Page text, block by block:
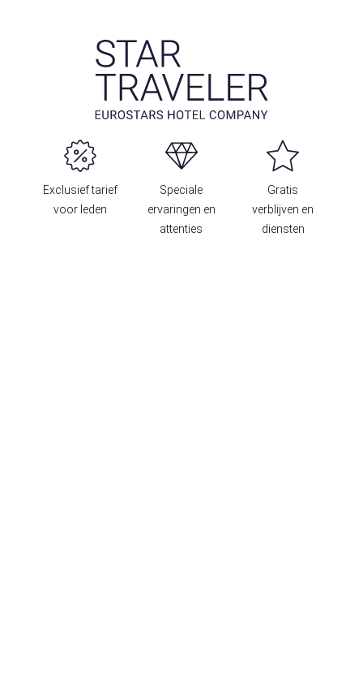
Exclusief tarief
voor leden
Speciale
ervaringen en
attenties
Gratis
verblijven en
diensten